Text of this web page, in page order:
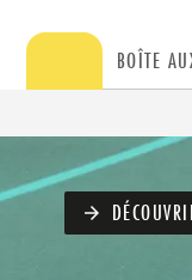
BOÎTE
arrow_forward